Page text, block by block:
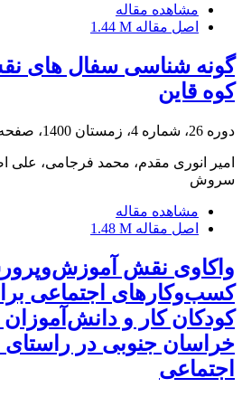
مشاهده مقاله
اصل مقاله 1.44 M
گونه شناسی سفال های
کوه قاین
دوره 26، شماره 4، زمستان 1400، صفحه
امیر انوری مقدم، محمد فرجامی،
سروش
مشاهده مقاله
اصل مقاله 1.48 M
واکاوی نقش
کسب‌و‌کارهای اجتماعی
کودکان کار و
خراسان جنوبی در
اجتماعی